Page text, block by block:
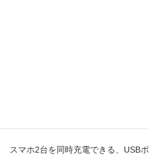
スマホ2台を同時充電できる、USBポ